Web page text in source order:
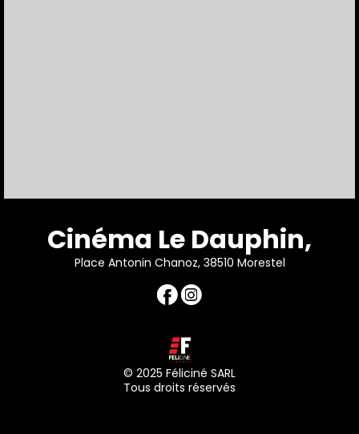
Cinéma Le Dauphin,
Place Antonin Chanoz, 38510 Morestel
© 2025 Féliciné SARL
Tous droits réservés